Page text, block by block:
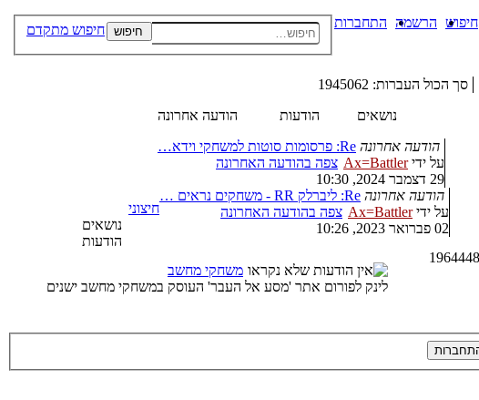
חיפוש חיפוש מתקדם התחברות הרשמה חיפוש
סך הכול העברות: 1945062
נושאים הודעות
הודעה אחרונה
הודעה אחרונה Re: פרסומות סוטות למשחקי וידא…
על ידיAx=Battler צפה בהודעה האחרונה
29 דצמבר 2024, 10:30
הודעה אחרונה Re: ליברלק RR - משחקים נראים …
על ידיAx=Battler צפה בהודעה האחרונה
02 פברואר 2023, 10:26
חיצוני
נושאים
הודעות
משחקי מחשב
לינק לפורום אתר 'מסע אל העבר' העוסק במשחקי מחשב ישנים